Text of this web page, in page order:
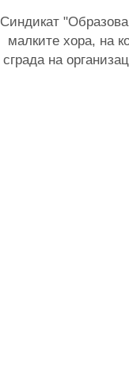
Синдикат
малките хора, на
сграда на